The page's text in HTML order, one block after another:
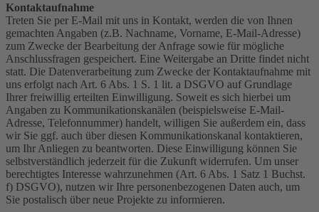
Kontaktaufnahme
Treten Sie per E-Mail mit uns in Kontakt, werden die von Ihnen
gemachten Angaben (z.B. Nachname, Vorname, E-Mail-Adresse)
zum Zwecke der Bearbeitung der Anfrage sowie für mögliche
Anschlussfragen gespeichert. Eine Weitergabe an Dritte findet nicht
statt. Die Datenverarbeitung zum Zwecke der Kontaktaufnahme mit
uns erfolgt nach Art. 6 Abs. 1 S. 1 lit. a DSGVO auf Grundlage
Ihrer freiwillig erteilten Einwilligung. Soweit es sich hierbei um
Angaben zu Kommunikationskanälen (beispielsweise E-Mail-
Adresse, Telefonnummer) handelt, willigen Sie außerdem ein, dass
wir Sie ggf. auch über diesen Kommunikationskanal kontaktieren,
um Ihr Anliegen zu beantworten. Diese Einwilligung können Sie
selbstverständlich jederzeit für die Zukunft widerrufen. Um unser
berechtigtes Interesse wahrzunehmen (Art. 6 Abs. 1 Satz 1 Buchst.
f) DSGVO), nutzen wir Ihre personenbezogenen Daten auch, um
Sie postalisch über neue Projekte zu informieren.